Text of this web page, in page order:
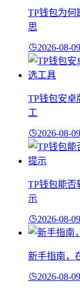
TP钱包为何
思
2026-08-09
TP钱包安卓
工
2026-08-09
TP钱包能否
示
2026-08-09
新手指南，
2026-08-09